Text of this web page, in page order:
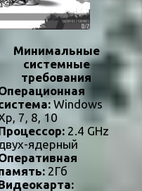
Минимальные
системные
требования
Windows
7, 8, 10
2.4 GHz
ядерный
2Гб